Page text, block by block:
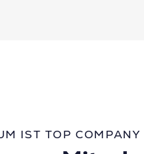
IST TOP COMPANY